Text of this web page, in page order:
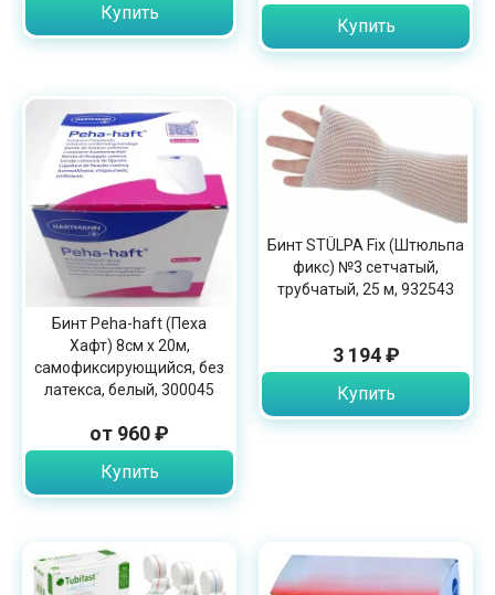
Купить
Купить
Бинт Peha-haft (Пеха
Хафт) 8см х 20м,
самофиксирующийся, без
латекса, белый, 300045
от 960 ₽
Купить
Бинт STÜLPA Fix (Штюльпа
фикс) №3 сетчатый,
трубчатый, 25 м, 932543
3 194 ₽
Купить